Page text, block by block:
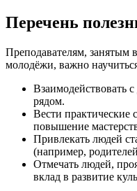
Перечень
Преподавателям, занятым
молодёжи, важно
Взаимодействовать
рядом.
Вести практические
повышение
Привлекать людей
(например,
Отмечать людей,
вклад в развитие